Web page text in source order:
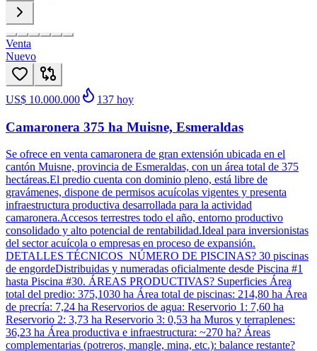
Venta
Nuevo
US$ 10.000.000 137 hoy
Camaronera 375 ha Muisne, Esmeraldas
Se ofrece en venta camaronera de gran extensión ubicada en el
cantón Muisne, provincia de Esmeraldas, con un área total de 375
hectáreas.El predio cuenta con dominio pleno, está libre de
gravámenes, dispone de permisos acuícolas vigentes y presenta
infraestructura productiva desarrollada para la actividad
camaronera.Accesos terrestres todo el año, entorno productivo
consolidado y alto potencial de rentabilidad.Ideal para inversionistas
del sector acuícola o empresas en proceso de expansión.
DETALLES TÉCNICOS NÚMERO DE PISCINAS? 30 piscinas
de engordeDistribuidas y numeradas oficialmente desde Piscina #1
hasta Piscina #30. ÁREAS PRODUCTIVAS? Superficies Área
total del predio: 375,1030 ha Área total de piscinas: 214,80 ha Área
de precría: 7,24 ha Reservorios de agua: Reservorio 1: 7,60 ha
Reservorio 2: 3,73 ha Reservorio 3: 0,53 ha Muros y terraplenes:
36,23 ha Área productiva e infraestructura: ~270 ha? Áreas
complementarias (potreros, mangle, mina, etc.): balance restante?